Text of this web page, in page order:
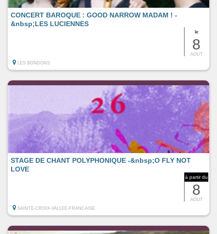
le
8
AOUT
CONCERT BAROQUE : GOOD NARROW MADAM ! -
&nbsp;LES LUCIENNES
LES BONDONS
à partir du
8
AOUT
STAGE DE CHANT POLYPHONIQUE -&nbsp;O FLY NOT
LOVE
SAINTE-CROIX-VALLEE-FRANCAISE